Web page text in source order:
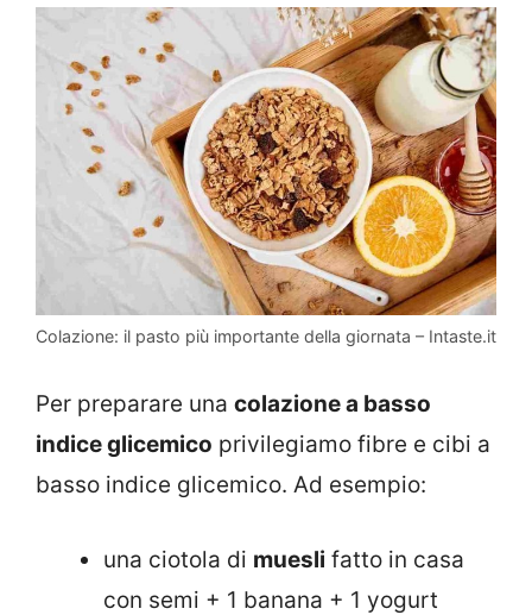
Colazione: il pasto più importante della giornata – Intaste.it
Per preparare una colazione a basso
indice glicemico privilegiamo fibre e cibi a
basso indice glicemico. Ad esempio:
una ciotola di muesli fatto in casa
con semi + 1 banana + 1 yogurt